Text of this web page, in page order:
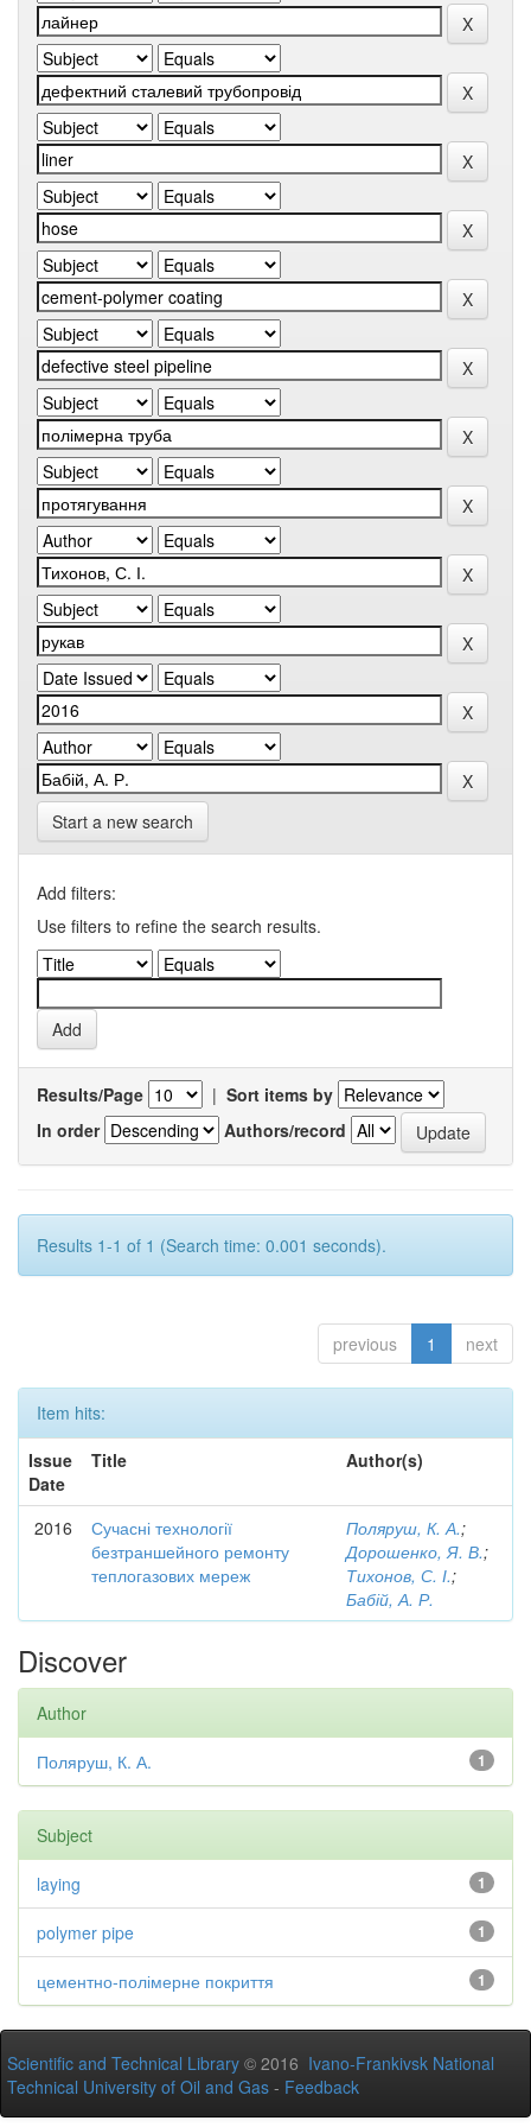
Start a new search
Add filters:
Use filters to refine the search results.
Results/Page | Sort items by
In order
Authors/record
Results 1-1 of 1 (Search time: 0.001 seconds).
previous 1 next
Item hits:
Issue
Date
Title Author(s)
2016
Сучасні технології
безтраншейного ремонту
теплогазових мереж
Поляруш, К. А.;
Дорошенко, Я. В.;
Тихонов, С. І.;
Бабій, А. Р.
Discover
Author
1
Поляруш, К. А.
Subject
1
laying
1
polymer pipe
1
цементно-полімерне покриття
Scientific and Technical Library © 2016 Ivano-Frankivsk National
Technical University of Oil and Gas - Feedback